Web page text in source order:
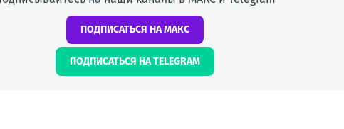
ПОДПИСАТЬСЯ НА МАКС
ПОДПИСАТЬСЯ НА TELEGRAM